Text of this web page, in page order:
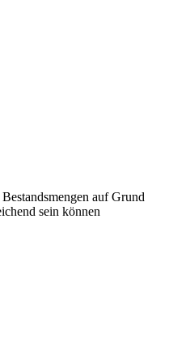
auf Grund
sein können